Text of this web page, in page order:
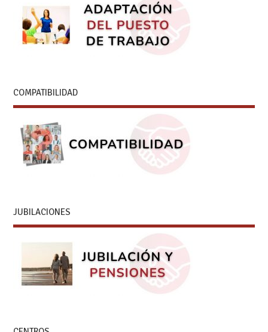
COMPATIBILIDAD
JUBILACIONES